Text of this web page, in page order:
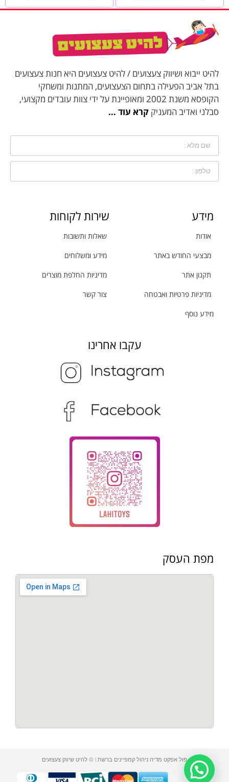
להיט ייבוא ושיווק צעצועים / להיט צעצועים היא חנות צעצועים
בתל אביב הפעילה בתחום הצעצועים, המתנות ומשחקי
הקופסא משנת 2002 ומאופיינת על ידי צוות עובדים מקצועי,
סבלני ואדיב המעניק קרא עוד …
מידע
אודות
מבצעי החודש באתר
תקנון אתר
מדיניות פרטיות ואבטחה
מידע נוסף
שירות לקוחות
שאלות ותשובות
מידע ומשלוחים
מדיניות החלפת מוצרים
צור קשר
עקבו אחרינו
מפת העסק
פול אפקט מדיה ניהול קמפיינים ברשת | © להיט שיווק צעצועים